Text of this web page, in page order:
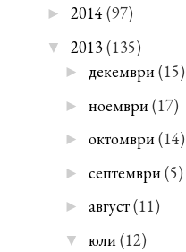
► 2014 (97)
▼ 2013(135)
► декември(15)
► ноември (17)
► октомври(14)
► септември (5)
► август(11)
▼ юли (12)